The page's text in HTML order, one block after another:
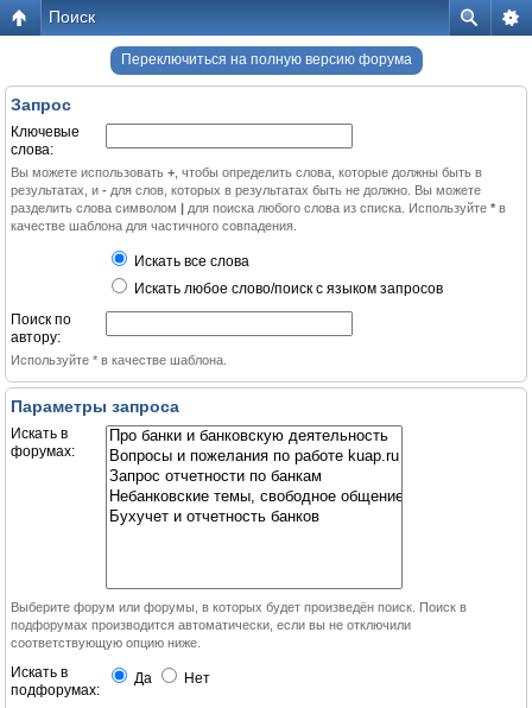
Поиск
Переключиться на полную версию форума
Запрос
Ключевые
слова:
Вы можете использовать + , чтобы определить слова, которые должны быть в
результатах, и - для слов, которых в результатах быть не должно. Вы можете
разделить слова символом | для поиска любого слова из списка. Используйте * в
качестве шаблона для частичного совпадения.
Искать все слова
Искать любое слово/поиск с языком запросов
Поиск по
автору:
Используйте * в качестве шаблона.
Параметры запроса
Искать в
форумах:
Выберите форум или форумы, в которых будет произведён поиск. Поиск в
подфорумах производится автоматически, если вы не отключили
соответствующую опцию ниже.
Искать в
подфорумах:
Да Нет